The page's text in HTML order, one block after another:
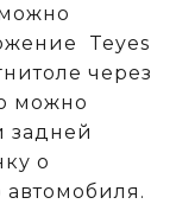
Teyes
через
можно
задней
о